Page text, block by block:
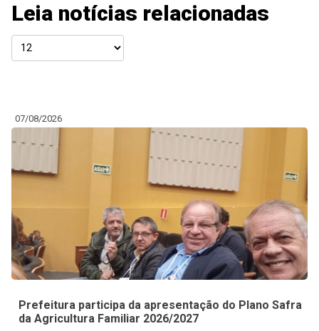
Leia notícias relacionadas
07/08/2026
Prefeitura participa da apresentação do Plano Safra
da Agricultura Familiar 2026/2027